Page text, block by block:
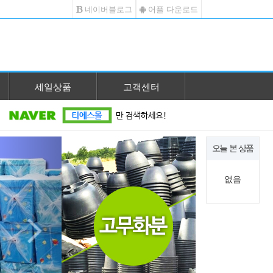
어플 다운로드
네이버블로그
세일상품 고객센터
오늘 본 상품
없음